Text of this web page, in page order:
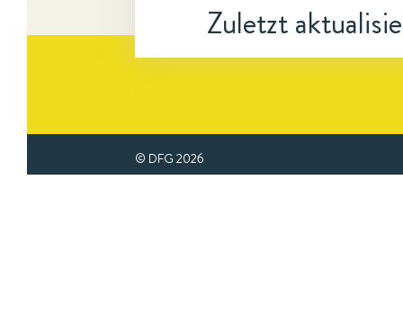
Zuletzt
© DFG 2026